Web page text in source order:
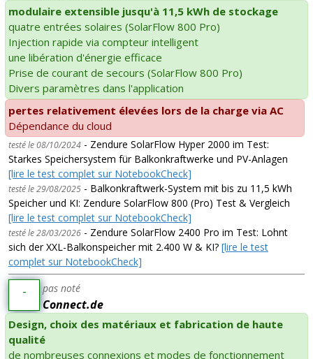
modulaire extensible jusqu'à 11,5 kWh de stockage
quatre entrées solaires (SolarFlow 800 Pro)
Injection rapide via compteur intelligent
une libération d'énergie efficace
Prise de courant de secours (SolarFlow 800 Pro)
Divers paramètres dans l'application
pertes relativement élevées lors de la charge via AC
Dépendance du cloud
testé le 08/10/2024 - Zendure SolarFlow Hyper 2000 im Test:
Starkes Speichersystem für Balkonkraftwerke und PV-Anlagen
[lire le test complet sur NotebookCheck]
testé le 29/08/2025 - Balkonkraftwerk-System mit bis zu 11,5 kWh
Speicher und KI: Zendure SolarFlow 800 (Pro) Test & Vergleich
[lire le test complet sur NotebookCheck]
testé le 28/03/2026 - Zendure SolarFlow 2400 Pro im Test: Lohnt
sich der XXL-Balkonspeicher mit 2.400 W & KI? [lire le test
complet sur NotebookCheck]
- pas noté
Connect.de
Design, choix des matériaux et fabrication de haute
qualité
de nombreuses connexions et modes de fonctionnement